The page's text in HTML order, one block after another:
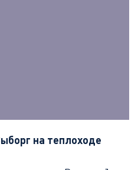
на теплоходе